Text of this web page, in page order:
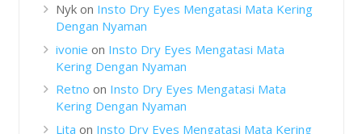
Nykon Insto Dry Eyes Mengatasi Mata Kering
Dengan Nyaman
ivonie on Insto Dry Eyes Mengatasi Mata
Kering Dengan Nyaman
Retno on Insto Dry Eyes Mengatasi Mata
Kering Dengan Nyaman
Lita on Insto Dry Eyes Mengatasi Mata Kering